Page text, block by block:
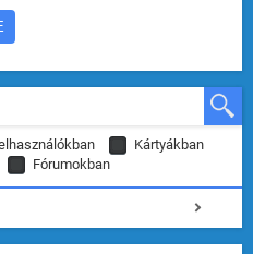
Kártyákban
Fórumokban